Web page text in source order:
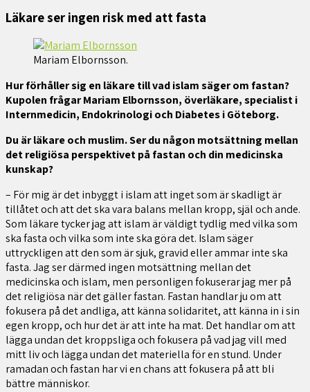
Läkare ser ingen risk med att fasta
Mariam Elbornsson.
Hur förhåller sig en läkare till vad islam säger om fastan?
Kupolen frågar Mariam Elbornsson, överläkare, specialist i
Internmedicin, Endokrinologi och Diabetes i Göteborg.
Du är läkare och muslim. Ser du någon motsättning mellan
det religiösa perspektivet på fastan och din medicinska
kunskap?
– För mig är det inbyggt i islam att inget som är skadligt är
tillåtet och att det ska vara balans mellan kropp, själ och ande.
Som läkare tycker jag att islam är väldigt tydlig med vilka som
ska fasta och vilka som inte ska göra det. Islam säger
uttryckligen att den som är sjuk, gravid eller ammar inte ska
fasta. Jag ser därmed ingen motsättning mellan det
medicinska och islam, men personligen fokuserar jag mer på
det religiösa när det gäller fastan. Fastan handlar ju om att
fokusera på det andliga, att känna solidaritet, att känna in i sin
egen kropp, och hur det är att inte ha mat. Det handlar om att
lägga undan det kroppsliga och fokusera på vad jag vill med
mitt liv och lägga undan det materiella för en stund. Under
ramadan och fastan har vi en chans att fokusera på att bli
bättre människor.